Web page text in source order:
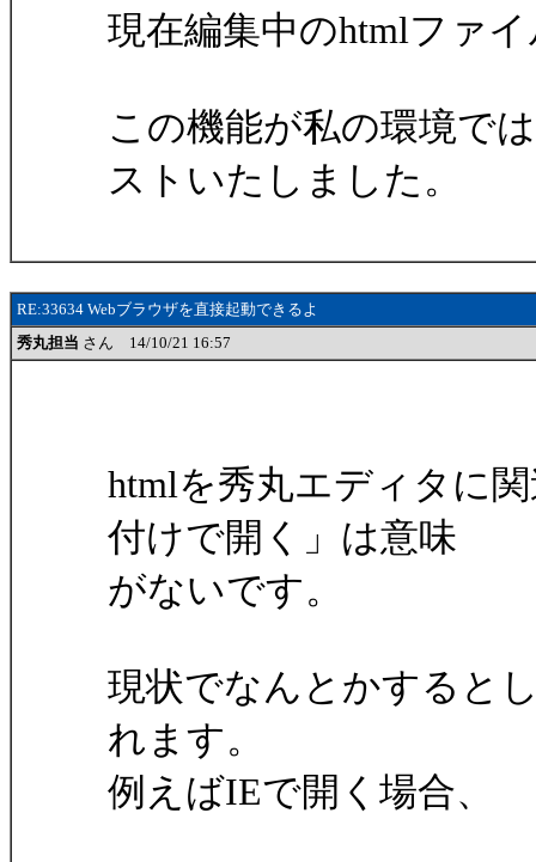
現在編集中のhtmlファ
この機能が私の環境で
ストいたしました。
RE:33634 Webブラウザを直接起動できるよ
秀丸担当 さん 14/10/21 16:57
htmlを秀丸エディタに
付けで開く」は意味
がないです。
現状でなんとかすると
れます。
例えばIEで開く場合、